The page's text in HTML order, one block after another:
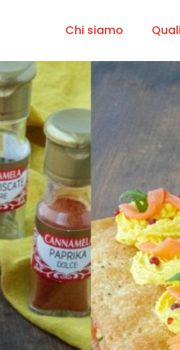
Chi siamo